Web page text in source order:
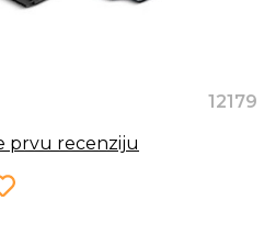
12179
prvu recenziju